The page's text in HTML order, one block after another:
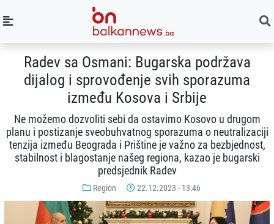
Radev sa Osmani: Bugarska podržava
dijalog i sprovođenje svih sporazuma
između Kosova i Srbije
Ne možemo dozvoliti sebi da ostavimo Kosovo u drugom
planu i postizanje sveobuhvatnog sporazuma o neutralizaciji
tenzija između Beograda i Prištine je važno za bezbjednost,
stabilnost i blagostanje našeg regiona, kazao je bugarski
predsjednik Radev
Region 22.12.2023 - 13:46